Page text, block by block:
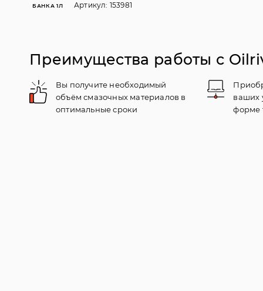
БАНКА 1Л Артикул: 153981
Преимущества работы с
Вы получите необходимый
объём смазочных материалов в
оптимальные сроки
ваших
форме